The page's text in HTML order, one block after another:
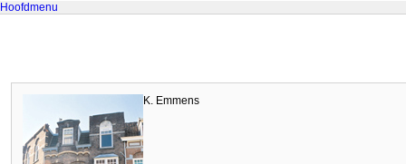
Hoofdmenu
K. Emmens